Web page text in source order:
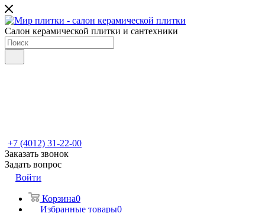
Салон керамической плитки и сантехники
+7 (4012) 31-22-00
Заказать звонок
Задать вопрос
Войти
Корзина0
Избранные товары0